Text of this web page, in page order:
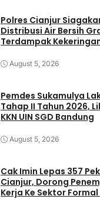
Polres Cianjur
Distribusi Air Bersih
Terdampak
August 5, 2026
Pemdes Sukamulya
Tahap II Tahun 2026,
KKN UIN SGD Bandung
August 5, 2026
Cak Imin Lepas 357
Cianjur, Dorong
Kerja Ke Sektor